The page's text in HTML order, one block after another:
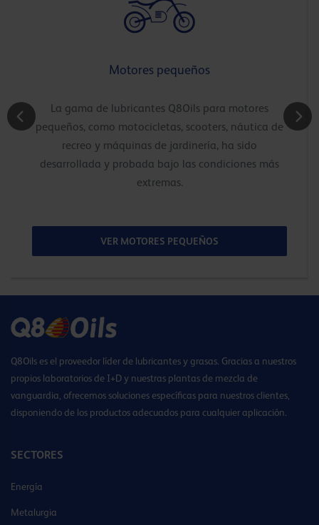
Motores pequeños
La gama de lubricantes Q8Oils para motores
pequeños, como motocicletas, scooters, náutica de
recreo y máquinas de jardinería, ha sido
desarrollada y probada bajo las condiciones más
extremas.
VER MOTORES PEQUEÑOS
Q8Oils es el proveedor líder de lubricantes y grasas. Gracias a nuestros
propios laboratorios de I+D y nuestras plantas de mezcla de
vanguardia, ofrecemos soluciones específicas para nuestros clientes,
disponiendo de los productos adecuados para cualquier aplicación.
SECTORES
Energía
Metalurgia